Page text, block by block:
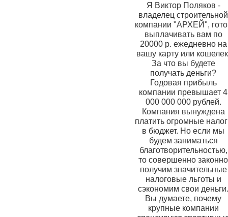
Я Виктор Поляков -
владелец строительной
компании "АРХЕЙ",
выплачивать вам по
20000 р. ежедневно на
вашу карту или
За что вы будете
получать деньги?
Годовая прибыль
компании превышает 4
000 000 000 рублей.
Компания вынуждена
платить огромные
в бюджет. Но если мы
будем заниматься
благотворительностью,
то совершенно законно
получим значительные
налоговые льготы и
сэкономим свои
Вы думаете, почему
крупные компании